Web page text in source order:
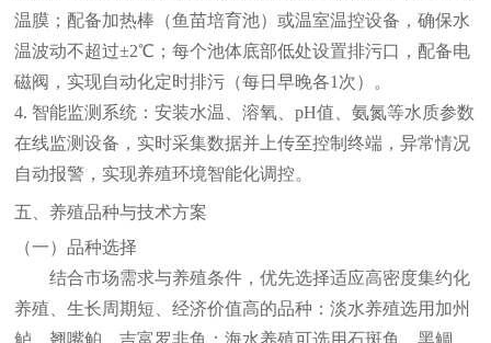
温膜；配备加热棒（鱼苗培育池）或温室温控设备，确保水
温波动不超过±2℃；每个池体底部低处设置排污口，配备电
磁阀，实现自动化定时排污（每日早晚各1次）。
4. 智能监测系统：安装水温、溶氧、pH值、氨氮等水质参数
在线监测设备，实时采集数据并上传至控制终端，异常情况
自动报警，实现养殖环境智能化调控。
五、养殖品种与技术方案
（一）品种选择
结合市场需求与养殖条件，优先选择适应高密度集约化
养殖、生长周期短、经济价值高的品种：淡水养殖选用加州
鲈、翘嘴鲌、吉富罗非鱼；海水养殖可选用石斑鱼、黑鲷